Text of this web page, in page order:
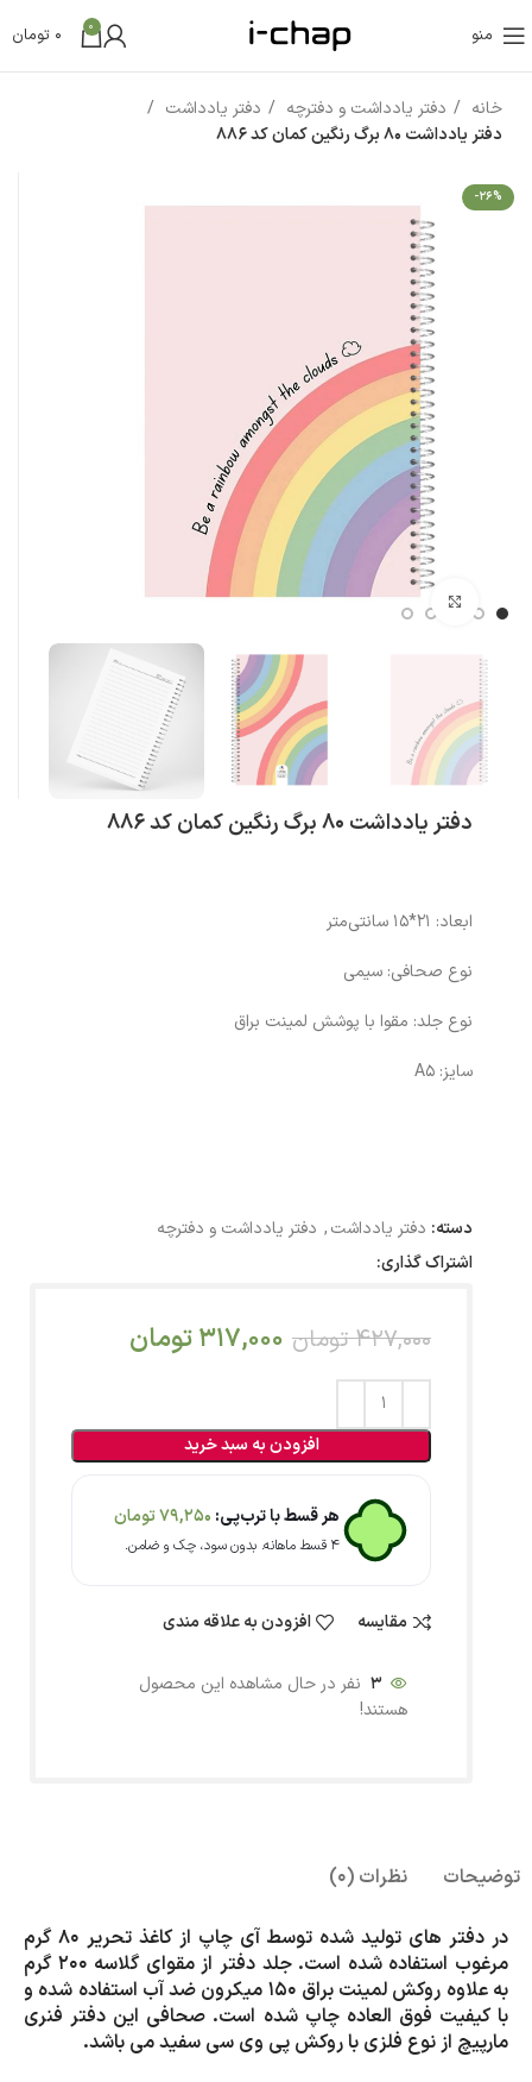
منو 0
0 تومان
خانه دفتر یادداشت و دفترچه
دفتر یادداشت
دفتر یادداشت 80 برگ رنگین کمان کد 886
-26%
بزرگنمایی تصویر
دفتر یادداشت 80 برگ رنگین کمان کد 886
ابعاد: 21*15 سانتی‌متر
نوع صحافی: سیمی
نوع جلد: مقوا با پوشش لمینت براق
سایز: A5
دسته: دفتر یادداشت, دفتر یادداشت و دفترچه
اشتراک گذاری:
427,000 تومان 317,000تومان
افزودن به سبد خرید
هر قسط با ترب‌پی: 79,250تومان
۴ قسط ماهانه. بدون سود، چک و ضامن.
مقایسه افزودن به علاقه مندی
3 نفر در حال مشاهده این محصول
هستند!
توضیحات نظرات (0)
در دفتر های تولید شده توسط آی چاپ از کاغذ تحریر 80 گرم
مرغوب استفاده شده است. جلد دفتر از مقوای گلاسه 200 گرم
به علاوه روکش لمینت براق 150 میکرون ضد آب استفاده شده و
با کیفیت فوق العاده چاپ شده است. صحافی این دفتر فنری
مارپیچ از نوع فلزی با روکش پی وی سی سفید می باشد.